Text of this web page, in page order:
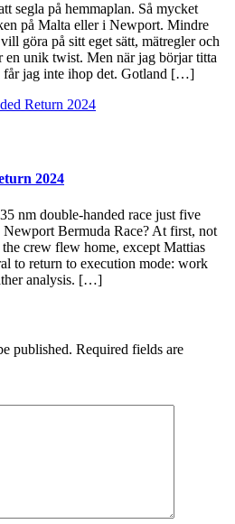
segla på hemmaplan. Så mycket
på Malta eller i Newport. Mindre
göra på sitt eget sätt, mätregler och
en unik twist. Men när jag börjar titta
får jag inte ihop det. Gotland […]
2024
nm double-handed race just five
Bermuda Race? At first, not
crew flew home, except Mattias
to return to execution mode: work
analysis. […]
published. Required fields are